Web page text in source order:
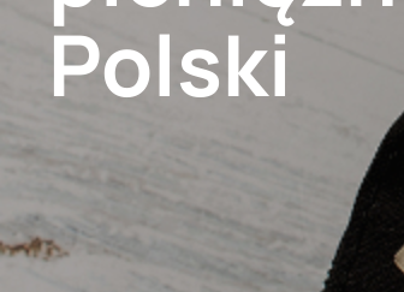
Polski